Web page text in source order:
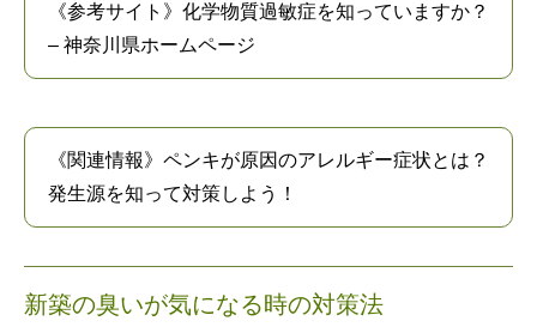
《参考サイト》化学物質過敏症を知っていますか？
– 神奈川県ホームページ
《関連情報》ペンキが原因のアレルギー症状とは？
発生源を知って対策しよう！
新築の臭いが気になる時の対策法